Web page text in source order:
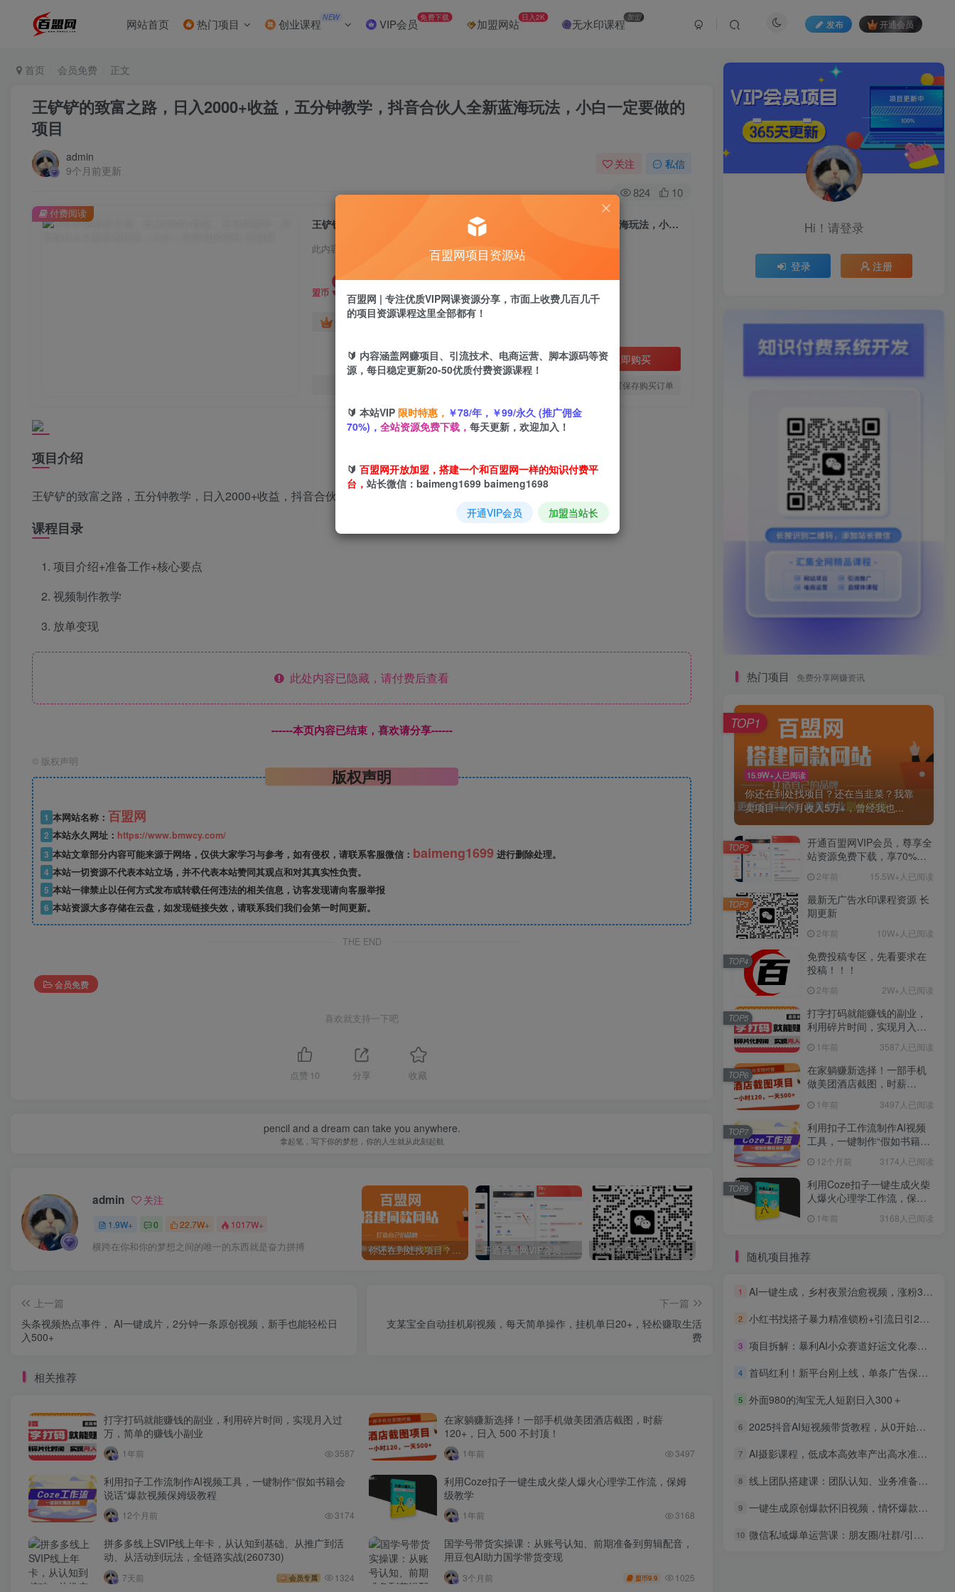
网站首页 热门项目 创业课程 NEW VIP会员 免费下载 加盟网站 日入2K 无水印课程 加盟
发布 开通会员
首页 会员免费 正文
王铲铲的致富之路，日入2000+收益，五分钟教学，抖音合伙人全新蓝海玩法，小白一定要做的
项目
admin
9个月前更新
关注 私信
824 10
王铲铲的致富之路，日入2000+收益，五分钟教学，抖音合伙人全新蓝海玩法，小白一定要做的项目
此内容为付费阅读，请付费后查看
盟币 9.9
黄金会员免费 超级会员 免费
立即购买
您当前未登录！建议登陆后购买，可保存购买订单
付费阅读
项目介绍
王铲铲的致富之路，五分钟教学，日入2000+收益，抖音合伙人全新蓝海玩法，小白一定要做的项目
课程目录
项目介绍+准备工作+核心要点
视频制作教学
放单变现
此处内容已隐藏，请付费后查看
------本页内容已结束，喜欢请分享------
© 版权声明
版权声明
1 本网站名称： 百盟网
2 本站永久网址： https://www.bmwcy.com/
3 本站文章部分内容可能来源于网络，仅供大家学习与参考，如有侵权，请联系客服微信： baimeng1699 进行删除处理。
4 本站一切资源不代表本站立场，并不代表本站赞同其观点和对其真实性负责。
5 本站一律禁止以任何方式发布或转载任何违法的相关信息，访客发现请向客服举报
6 本站资源大多存储在云盘，如发现链接失效，请联系我们我们会第一时间更新。
THE END
会员免费
喜欢就支持一下吧
点赞 10 分享 收藏
pencil and a dream can take you anywhere.
拿起笔，写下你的梦想，你的人生就从此刻起航
admin 关注
1.9W+ 0 22.7W+ 1017W+
横跨在你和你的梦想之间的唯一的东西就是奋力拼搏 你还在到处找项目？还在当韭菜？我靠卖项目一个月收入5万+，曾经我也是个失败者。 最新无广告水印课程资源 长期更新 免费投稿专区，先看要求在投稿！！！
上一篇
头条视频热点事件， AI一键成片，2分钟一条原创视频，新手也能轻松日
入500+
下一篇
支某宝全自动挂机刷视频，每天简单操作，挂机单日20+，轻松赚取生活
费
相关推荐
打字打码就能赚钱的副业，利用碎片时间，实现月入过
万，简单的赚钱小副业
1年前 3587
在家躺赚新选择！一部手机做美团酒店截图，时薪
120+，日入 500 不封顶！
1年前 3497
利用扣子工作流制作AI视频工具，一键制作“假如书籍会
说话”爆款视频保姆级教程
12个月前 3174
利用Coze扣子一键生成火柴人爆火心理学工作流，保姆
级教学
1年前 3168
拼多多线上SVIP线上年卡，从认知到基础、从推广到活
动、从活动到玩法，全链路实战(260730)
7天前 会员专属 1324
国学号带货实操课：从账号认知、前期准备到剪辑配音，
用豆包AI助力国学带货变现
3个月前 盟币9.9 1025
Hi！请登录
登录 注册
热门项目 免费分享网赚资讯
15.9W+人已阅读
你还在到处找项目？还在当韭菜？我靠
卖项目一个月收入5万+，曾经我也...
TOP1
开通百盟网VIP会员，尊享全
站资源免费下载，享70%的
惠】2年前 15.5W+人已阅读
TOP2
最新无广告水印课程资源 长
期更新
2年前 10W+人已阅读
TOP3
免费投稿专区，先看要求在
投稿！！！
2年前 2W+人已阅读
TOP4
打字打码就能赚钱的副业，
利用碎片时间，实现月入过
1年前 3587人已阅读
TOP5
在家躺赚新选择！一部手机
做美团酒店截图，时薪
1年前 3497人已阅读
TOP6
利用扣子工作流制作AI视频
工具，一键制作“假如书籍会
12个月前 3174人已阅读
TOP7
利用Coze扣子一键生成火柴
人爆火心理学工作流，保姆
1年前 3168人已阅读
TOP8
随机项目推荐
1 AI一键生成，乡村夜景治愈视频，涨粉30万，手把手教
2 小红书找搭子暴力精准锁粉+引流日引200+精准粉
3 项目拆解：暴利AI小众赛道好运文化泰牌进阶变现全攻略
4 首码红利！新平台刚上线，单条广告保底0.2-0.4米，单机单日轻松撸80+，矩阵月入1w【揭秘】
5 外面980的淘宝无人短剧日入300＋
6 2025抖音AI短视频带货教程，从0开始手把手教，完整流程
7 AI摄影课程，低成本高效率产出高水准大片的全新方式
8 线上团队搭建课：团队认知、业务准备、人员管理、协议签订等多环节实用技巧
9 一键生成原创爆款怀旧视频，情怀爆款玩法，小白也可日入300+
10 微信私域爆单运营课：朋友圈/社群/引流技巧，客户管理与爆款产品设计
百盟网项目资源站
百盟网 | 专注优质VIP网课资源分享，市面上收费几百几千
的项目资源课程这里全部都有！
🔰 内容涵盖网赚项目、引流技术、电商运营、脚本源码等资
源，每日稳定更新20-50优质付费资源课程！
🔰 本站VIP 限时特惠， ￥78/年，￥99/永久 (推广佣金
70%)， 全站资源免费下载， 每天更新，欢迎加入！
🔰 百盟网开放加盟，搭建一个和百盟网一样的知识付费平
台， 站长微信：baimeng1699 baimeng1698
开通VIP会员 加盟当站长